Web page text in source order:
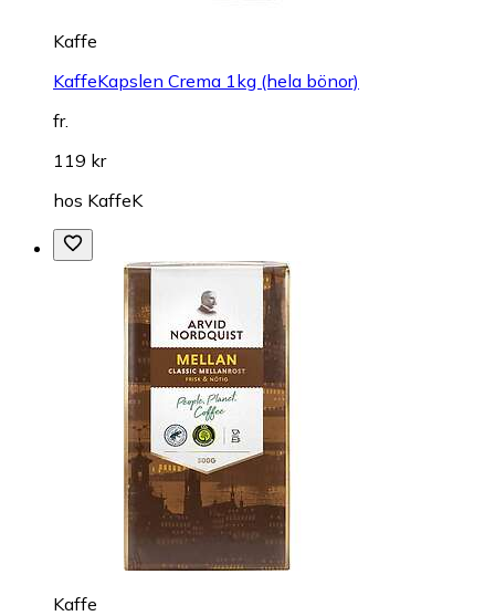
Kaffe
KaffeKapslen Crema 1kg (hela bönor)
fr.
119 kr
hos KaffeK
Kaffe